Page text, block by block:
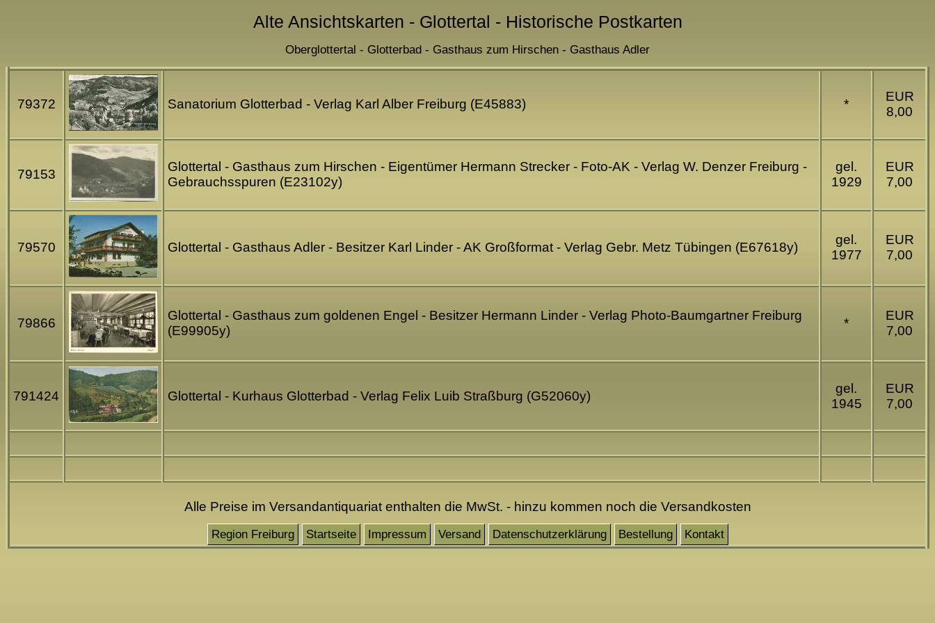
Alte Ansichtskarten - Glottertal - Historische Postkarten
Oberglottertal - Glotterbad - Gasthaus zum Hirschen - Gasthaus Adler
79372 Sanatorium Glotterbad - Verlag Karl Alber Freiburg (E45883) *
EUR
8,00
79153
Glottertal - Gasthaus zum Hirschen - Eigentümer Hermann Strecker - Foto-AK - Verlag W. Denzer Freiburg -
Gebrauchsspuren (E23102y)
gel.
1929
EUR
7,00
79570 Glottertal - Gasthaus Adler - Besitzer Karl Linder - AK Großformat - Verlag Gebr. Metz Tübingen (E67618y)
gel.
1977
EUR
7,00
79866
Glottertal - Gasthaus zum goldenen Engel - Besitzer Hermann Linder - Verlag Photo-Baumgartner Freiburg
(E99905y)
*
EUR
7,00
791424 Glottertal - Kurhaus Glotterbad - Verlag Felix Luib Straßburg (G52060y)
gel.
1945
EUR
7,00
Alle Preise im Versandantiquariat enthalten die MwSt. - hinzu kommen noch die Versandkosten
Region Freiburg Startseite Impressum Versand Datenschutzerklärung Bestellung Kontakt